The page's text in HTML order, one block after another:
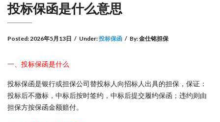
投标保函是什么意思
Posted:2026年5月13日 / Under:投标保函 / By:金仕铭担保
一、投标保函是什么
投标保函是银行或担保公司替投标人向招标人出具的担保，保证：
投标后不撤标，中标后按时签约，中标后提交履约保函；违约则由
担保方按保函金额赔付。